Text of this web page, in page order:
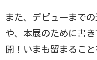
また、デビューまで
や、本展のために書
開！いまも留まるこ